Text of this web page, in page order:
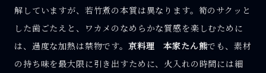
解していますが、若竹煮の本質は異なります。筍のサクッと
した歯ごたえと、ワカメのなめらかな質感を楽しむために
は、過度な加熱は禁物です。 京料理 本家たん熊でも、素材
の持ち味を最大限に引き出すために、火入れの時間には細